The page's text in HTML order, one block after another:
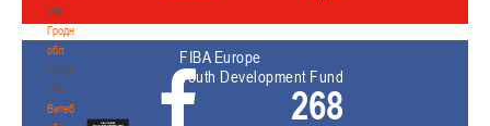
обл
Гродненская
обл
Гродненская
обл
Витебская
FIBA Europe
Youth Development Fund
268